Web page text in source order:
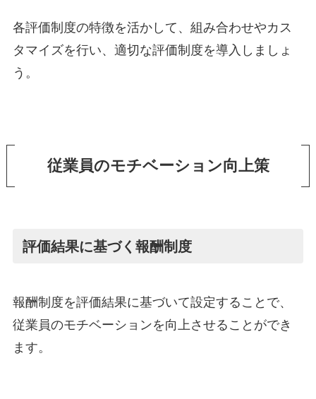
各評価制度の特徴を活かして、組み合わせやカス
タマイズを行い、適切な評価制度を導入しましょ
う。
従業員のモチベーション向上策
評価結果に基づく報酬制度
報酬制度を評価結果に基づいて設定することで、
従業員のモチベーションを向上させることができ
ます。